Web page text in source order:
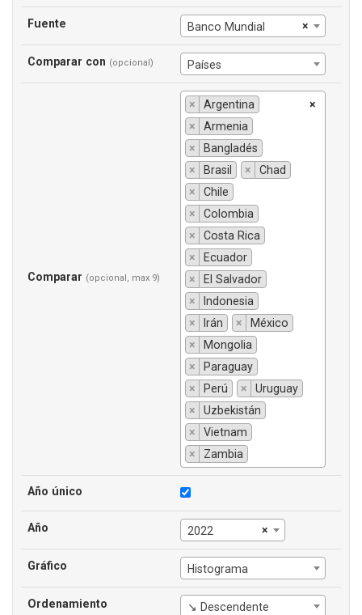
Fuente ×
Banco Mundial
Comparar con (opcional) Países
Comparar (opcional, max 9)
×
×
Argentina
×
Armenia
×
Bangladés
×
Brasil ×
Chad
×
Chile
×
Colombia
×
Costa Rica
×
Ecuador
×
El Salvador
×
Indonesia
×
Irán ×
México
×
Mongolia
×
Paraguay
×
Perú ×
Uruguay
×
Uzbekistán
×
Vietnam
×
Zambia
Año único
Año ×
2022
Gráfico Histograma
Ordenamiento ↘ Descendente